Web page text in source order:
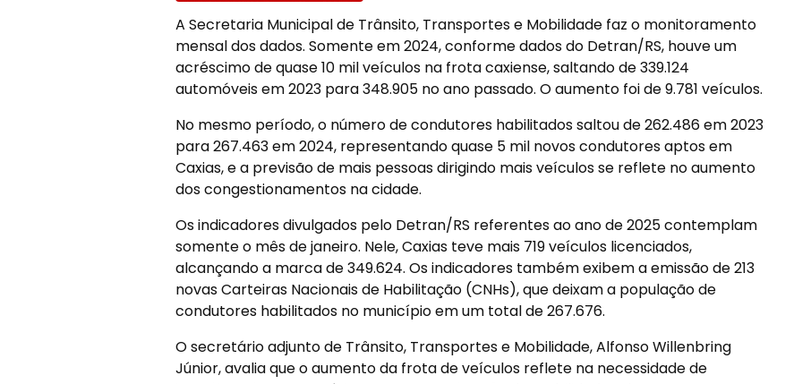
A Secretaria Municipal de Trânsito, Transportes e Mobilidade faz o monitoramento
mensal dos dados. Somente em 2024, conforme dados do Detran/RS, houve um
acréscimo de quase 10 mil veículos na frota caxiense, saltando de 339.124
automóveis em 2023 para 348.905 no ano passado. O aumento foi de 9.781 veículos.
No mesmo período, o número de condutores habilitados saltou de 262.486 em 2023
para 267.463 em 2024, representando quase 5 mil novos condutores aptos em
Caxias, e a previsão de mais pessoas dirigindo mais veículos se reflete no aumento
dos congestionamentos na cidade.
Os indicadores divulgados pelo Detran/RS referentes ao ano de 2025 contemplam
somente o mês de janeiro. Nele, Caxias teve mais 719 veículos licenciados,
alcançando a marca de 349.624. Os indicadores também exibem a emissão de 213
novas Carteiras Nacionais de Habilitação (CNHs), que deixam a população de
condutores habilitados no município em um total de 267.676.
O secretário adjunto de Trânsito, Transportes e Mobilidade, Alfonso Willenbring
Júnior, avalia que o aumento da frota de veículos reflete na necessidade de